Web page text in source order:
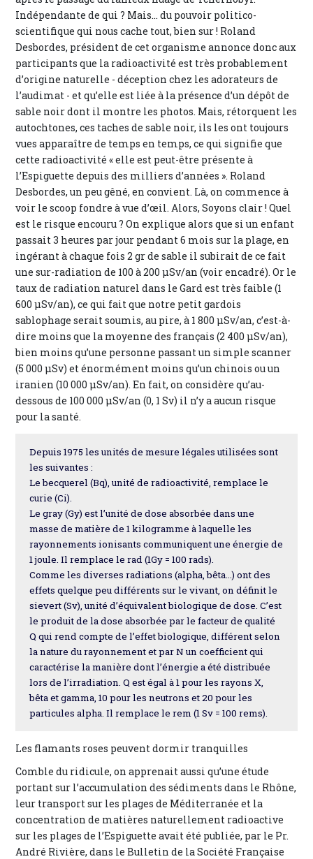
Indépendante de qui ? Mais... du pouvoir politico-
scientifique qui nous cache tout, bien sur ! Roland
Desbordes, président de cet organisme annonce donc aux
participants que la radioactivité est très probablement
d’origine naturelle - déception chez les adorateurs de
l’audimat - et qu’elle est liée à la présence d’un dépôt de
sable noir dont il montre les photos. Mais, rétorquent les
autochtones, ces taches de sable noir, ils les ont toujours
vues apparaître de temps en temps, ce qui signifie que
cette radioactivité « elle est peut-être présente à
l’Espiguette depuis des milliers d’années ». Roland
Desbordes, un peu gêné, en convient. Là, on commence à
voir le scoop fondre à vue d’œil. Alors, Soyons clair ! Quel
est le risque encouru ? On explique alors que si un enfant
passait 3 heures par jour pendant 6 mois sur la plage, en
ingérant à chaque fois 2 gr de sable il subirait de ce fait
une sur-radiation de 100 à 200 µSv/an (voir encadré). Or le
taux de radiation naturel dans le Gard est très faible (1
600 µSv/an), ce qui fait que notre petit gardois
sablophage serait soumis, au pire, à 1 800 µSv/an, c’est-à-
dire moins que la moyenne des français (2 400 µSv/an),
bien moins qu’une personne passant un simple scanner
(5 000 µSv) et énormément moins qu’un chinois ou un
iranien (10 000 µSv/an). En fait, on considère qu’au-
dessous de 100 000 µSv/an (0, 1 Sv) il n’y a aucun risque
pour la santé.
Depuis 1975 les unités de mesure légales utilisées sont
les suivantes :
Le becquerel (Bq), unité de radioactivité, remplace le
curie (Ci).
Le gray (Gy) est l’unité de dose absorbée dans une
masse de matière de 1 kilogramme à laquelle les
rayonnements ionisants communiquent une énergie de
1 joule. Il remplace le rad (1Gy = 100 rads).
Comme les diverses radiations (alpha, bêta...) ont des
effets quelque peu différents sur le vivant, on définit le
sievert (Sv), unité d’équivalent biologique de dose. C’est
le produit de la dose absorbée par le facteur de qualité
Q qui rend compte de l’effet biologique, différent selon
la nature du rayonnement et par N un coefficient qui
caractérise la manière dont l’énergie a été distribuée
lors de l’irradiation. Q est égal à 1 pour les rayons X,
bêta et gamma, 10 pour les neutrons et 20 pour les
particules alpha. Il remplace le rem (1 Sv = 100 rems).
Les flamants roses peuvent dormir tranquilles
Comble du ridicule, on apprenait aussi qu’une étude
portant sur l’accumulation des sédiments dans le Rhône,
leur transport sur les plages de Méditerranée et la
concentration de matières naturellement radioactive
sur les plages de l’Espiguette avait été publiée, par le Pr.
André Rivière, dans le Bulletin de la Société Française